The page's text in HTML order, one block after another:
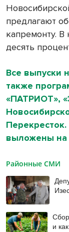
предлагают
капремонту.
десять
Все выпуски
также
«ПАТРИОТ»,
выложены на
Районные СМИ
и